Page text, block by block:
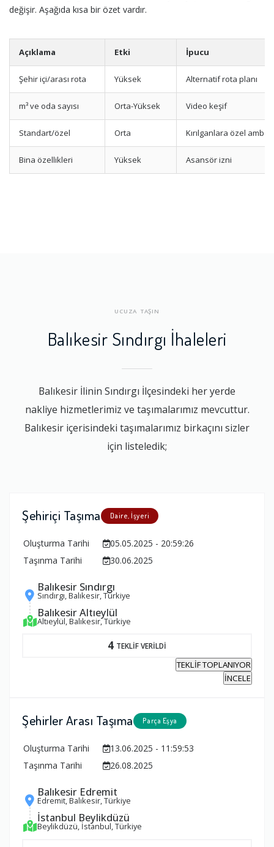
değişir. Aşağıda kısa bir özet vardır.
Açıklama Etki İpucu
Şehir içi/arası rota Yüksek Alternatif rota planı
m³ ve oda sayısı Orta-Yüksek Video keşif
Standart/özel Orta Kırılganlara özel
Bina özellikleri Yüksek Asansör izni
UCUZA TAŞIN
Balıkesir Sındırgı İhaleleri
Balıkesir İlinin Sındırgı İlçesindeki her yerde
nakliye hizmetlerimiz ve taşımalarımız mevcuttur.
Balıkesir içerisindeki taşımalarımız birkaçını sizler
için listeledik;
Şehiriçi Taşıma Daire, İşyeri
Oluşturma Tarihi
05.05.2025 - 20:59:26
Taşınma Tarihi
30.06.2025
Balıkesir Sındırgı
Sındırgı, Balıkesir, Türkiye
Balıkesir Altıeylül
Altıeylül, Balıkesir, Türkiye
4 TEKLİF VERİLDİ
TEKLİF TOPLANIYOR
İNCELE
Şehirler Arası Taşıma Parça Eşya
Oluşturma Tarihi
13.06.2025 - 11:59:53
Taşınma Tarihi
26.08.2025
Balıkesir Edremit
Edremit, Balıkesir, Türkiye
İstanbul Beylikdüzü
Beylikdüzü, İstanbul, Türkiye